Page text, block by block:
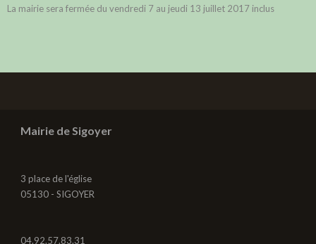
La mairie sera fermée du vendredi 7 au jeudi 13 juillet 2017 inclus
Mairie de Sigoyer
3 place de l'église
05130 - SIGOYER
04.92.57.83.31